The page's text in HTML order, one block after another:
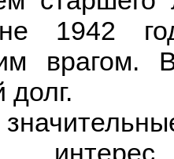
1942
врагом.
долг.